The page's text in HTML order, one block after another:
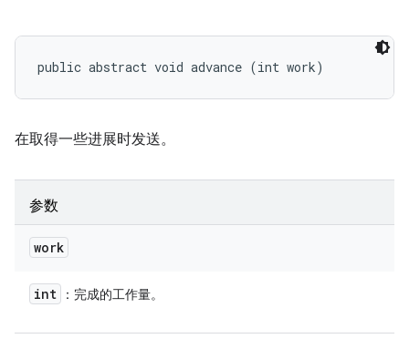
public abstract void advance (int work)
在取得一些进展时发送。
参数
work
int ：完成的工作量。